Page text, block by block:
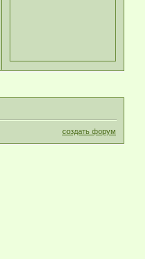
создать форум